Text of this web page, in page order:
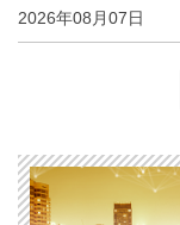
2026年08月07日